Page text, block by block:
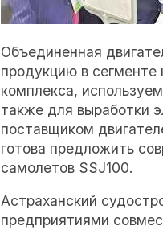
Объединенная
продукцию в сегменте
комплекса,
также для выработки
поставщиком
готова предложить
самолетов SSJ100.
Астраханский
предприятиями